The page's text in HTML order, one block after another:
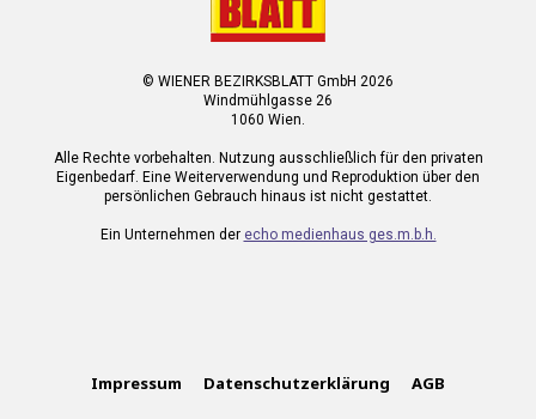
© WIENER BEZIRKSBLATT GmbH 2026
Windmühlgasse 26
1060 Wien.
Alle Rechte vorbehalten. Nutzung ausschließlich für den privaten
Eigenbedarf. Eine Weiterverwendung und Reproduktion über den
persönlichen Gebrauch hinaus ist nicht gestattet.
Ein Unternehmen der echo medienhaus ges.m.b.h.
Impressum Datenschutzerklärung AGB